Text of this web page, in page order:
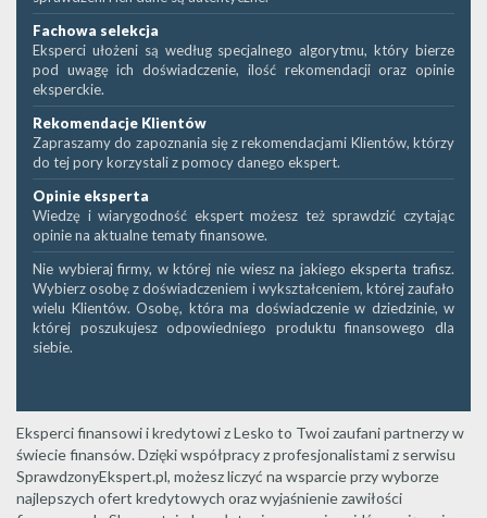
Fachowa selekcja
Eksperci ułożeni są według specjalnego algorytmu, który bierze
pod uwagę ich doświadczenie, ilość rekomendacji oraz opinie
eksperckie.
Rekomendacje Klientów
Zapraszamy do zapoznania się z rekomendacjami Klientów, którzy
do tej pory korzystali z pomocy danego ekspert.
Opinie eksperta
Wiedzę i wiarygodność ekspert możesz też sprawdzić czytając
opinie na aktualne tematy finansowe.
Nie wybieraj firmy, w której nie wiesz na jakiego eksperta trafisz.
Wybierz osobę z doświadczeniem i wykształceniem, której zaufało
wielu Klientów. Osobę, która ma doświadczenie w dziedzinie, w
której poszukujesz odpowiedniego produktu finansowego dla
siebie.
Eksperci finansowi i kredytowi z Lesko to Twoi zaufani partnerzy w
świecie finansów. Dzięki współpracy z profesjonalistami z serwisu
SprawdzonyEkspert.pl, możesz liczyć na wsparcie przy wyborze
najlepszych ofert kredytowych oraz wyjaśnienie zawiłości